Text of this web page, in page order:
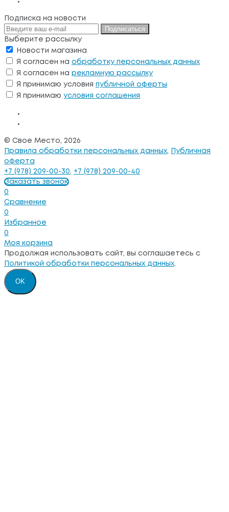
Подписка на новости
Подписаться
Выберите рассылку
Новости магазина
Я согласен на обработку персональных данных
Я согласен на рекламную рассылку
Я принимаю условия публичной оферты
Я принимаю условия соглашения
© Свое Место, 2026
Правила обработки персональных данных,
Публичная
оферта
+7 (978) 209-00-30, +7 (978) 209-00-40
Заказать звонок
0
Сравнение
0
Избранное
0
Моя корзина
Продолжая использовать сайт, вы соглашаетесь с
Политикой обработки персональных данных.
OK